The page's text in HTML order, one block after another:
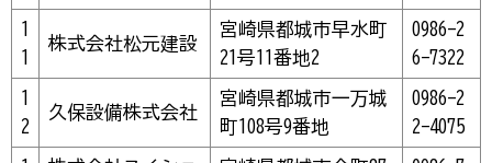
1
1
株式会社松元建設
宮崎県都城市早水町
21号11番地2
0986-2
6-7322
1
2
久保設備株式会社
宮崎県都城市一万城
町108号9番地
0986-2
2-4075